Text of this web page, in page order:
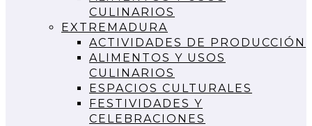
CULINARIOS
EXTREMADURA
ACTIVIDADES DE PRODUCCIÓN
ALIMENTOS Y USOS
CULINARIOS
ESPACIOS CULTURALES
FESTIVIDADES Y
CELEBRACIONES